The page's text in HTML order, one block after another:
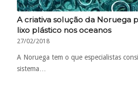
A criativa solução da Noruega
lixo plástico nos oceanos
27/02/2018
A Noruega tem o que especialistas
sistema…